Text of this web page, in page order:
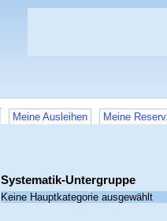
Meine Ausleihen Meine
Systematik-Untergruppe
Keine Hauptkategorie ausgewählt